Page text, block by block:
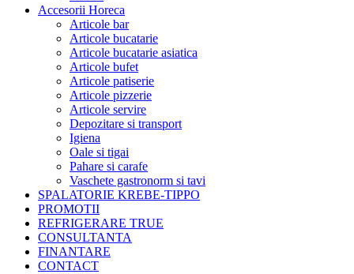
Accesorii Horeca
Articole bar
Articole bucatarie
Articole bucatarie asiatica
Articole bufet
Articole patiserie
Articole pizzerie
Articole servire
Depozitare si transport
Igiena
Oale si tigai
Pahare si carafe
Vaschete gastronorm si tavi
SPALATORIE KREBE-TIPPO
PROMOTII
REFRIGERARE TRUE
CONSULTANTA
FINANTARE
CONTACT